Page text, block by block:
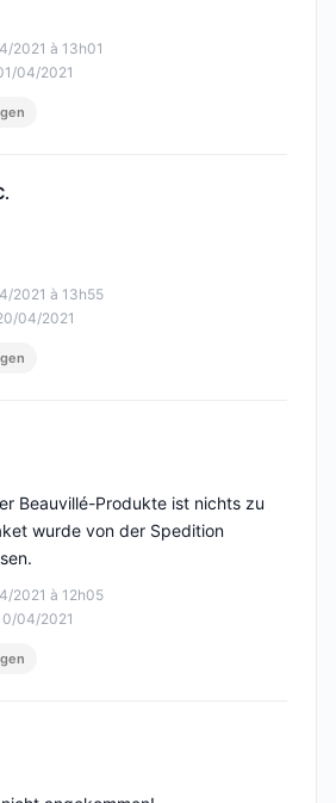
2021 à 13h01
04/2021
5
2021 à 13h55
04/2021
5
2021 à 12h05
04/2021
Beauvillé-Produkte ist nichts zu
wurde von der Spedition
5